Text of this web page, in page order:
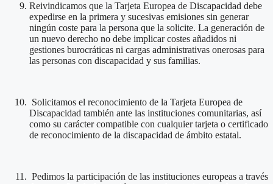
Reivindicamos que la Tarjeta Europea de Discapacidad debe
expedirse en la primera y sucesivas emisiones sin generar
ningún coste para la persona que la solicite. La generación de
un nuevo derecho no debe implicar costes añadidos ni
gestiones burocráticas ni cargas administrativas onerosas para
las personas con discapacidad y sus familias.
Solicitamos el reconocimiento de la Tarjeta Europea de
Discapacidad también ante las instituciones comunitarias, así
como su carácter compatible con cualquier tarjeta o certificado
de reconocimiento de la discapacidad de ámbito estatal.
Pedimos la participación de las instituciones europeas a través